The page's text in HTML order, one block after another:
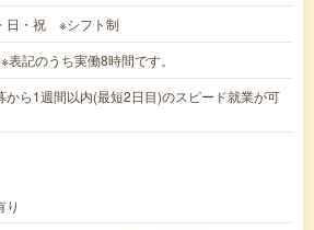
日・祝 ※シフト制
記のうち実働8時間です。
から1週間以内(最短2日目)のスピード就業が可
り